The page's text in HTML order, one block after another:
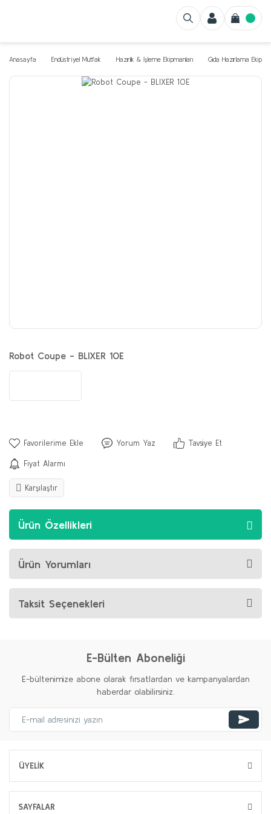
Anasayfa Endüstriyel Mutfak Hazırlık & İşleme Ekipmanları Gıda Hazırlama
Robot Coupe - BLIXER 10E
Yorum Yaz Tavsiye Et
Fiyat Alarmı
Karşılaştır
Ürün Özellikleri
Ürün Yorumları
Taksit Seçenekleri
E-Bülten Aboneliği
E-bültenimize abone olarak fırsatlardan ve kampanyalardan
haberdar olabilirsiniz.
ÜYELİK
SAYFALAR